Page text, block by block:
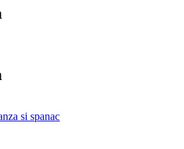
si spanac